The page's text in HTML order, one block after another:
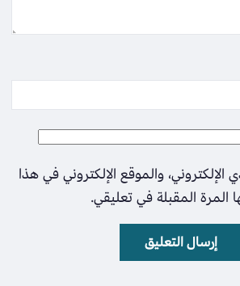
والموقع الإلكتروني في هذا
المرة المقبلة في تعليقي.